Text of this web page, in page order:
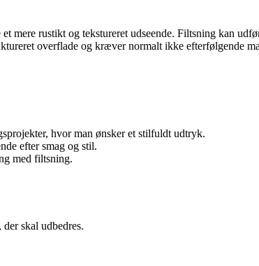
rustikt og tekstureret udseende. Filtsning kan
overflade og kræver normalt ikke efterfølgende
hvor man ønsker et stilfuldt udtryk.
efter smag og stil.
med filtsning.
skal udbedres.